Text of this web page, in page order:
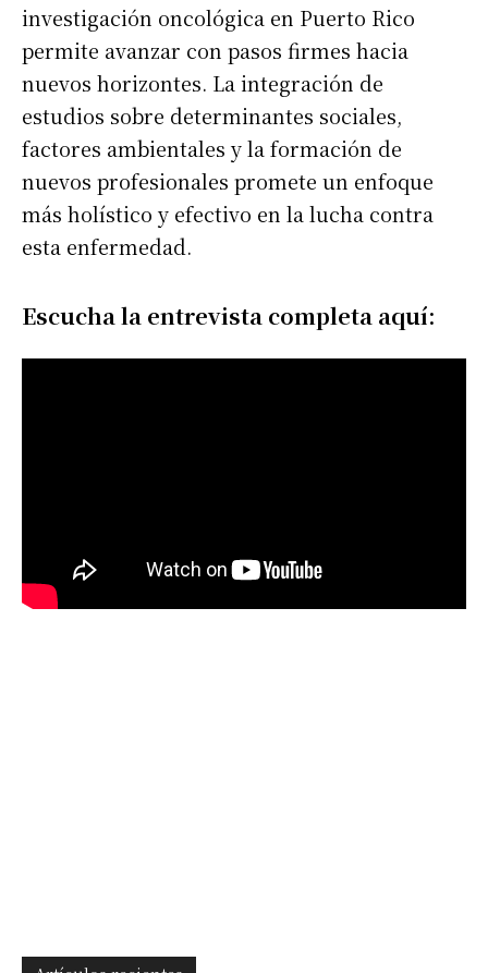
investigación oncológica en Puerto Rico
permite avanzar con pasos firmes hacia
nuevos horizontes. La integración de
estudios sobre determinantes sociales,
factores ambientales y la formación de
nuevos profesionales promete un enfoque
más holístico y efectivo en la lucha contra
esta enfermedad.
Escucha la entrevista completa aquí: